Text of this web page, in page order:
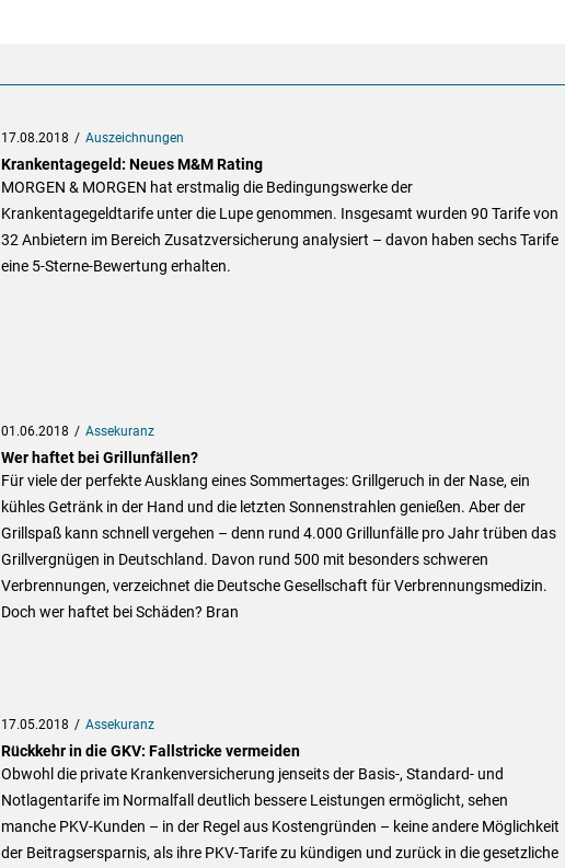
17.08.2018 Auszeichnungen
Krankentagegeld: Neues M&M Rating
MORGEN & MORGEN hat erstmalig die Bedingungswerke der
Krankentagegeldtarife unter die Lupe genommen. Insgesamt wurden 90 Tarife von
32 Anbietern im Bereich Zusatzversicherung analysiert – davon haben sechs Tarife
eine 5-Sterne-Bewertung erhalten.
01.06.2018 Assekuranz
Wer haftet bei Grillunfällen?
Für viele der perfekte Ausklang eines Sommertages: Grillgeruch in der Nase, ein
kühles Getränk in der Hand und die letzten Sonnenstrahlen genießen. Aber der
Grillspaß kann schnell vergehen – denn rund 4.000 Grillunfälle pro Jahr trüben das
Grillvergnügen in Deutschland. Davon rund 500 mit besonders schweren
Verbrennungen, verzeichnet die Deutsche Gesellschaft für Verbrennungsmedizin.
Doch wer haftet bei Schäden? Bran
17.05.2018 Assekuranz
Rückkehr in die GKV: Fallstricke vermeiden
Obwohl die private Krankenversicherung jenseits der Basis-, Standard- und
Notlagentarife im Normalfall deutlich bessere Leistungen ermöglicht, sehen
manche PKV-Kunden – in der Regel aus Kostengründen – keine andere Möglichkeit
der Beitragsersparnis, als ihre PKV-Tarife zu kündigen und zurück in die gesetzliche